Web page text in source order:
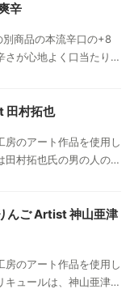
辛
別商品の本流辛口の+8
さが心地よく口当たりは
田村拓也
房のアート作品を使用し
田村拓也氏の男の人のデ
りが特徴です。
んご Artist 神山亜津
房のアート作品を使用し
キュールは、神山亜津美